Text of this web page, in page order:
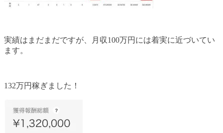
実績はまだまだですが、月収100万円には着実に近づいてい
ます。
132万円稼ぎました！